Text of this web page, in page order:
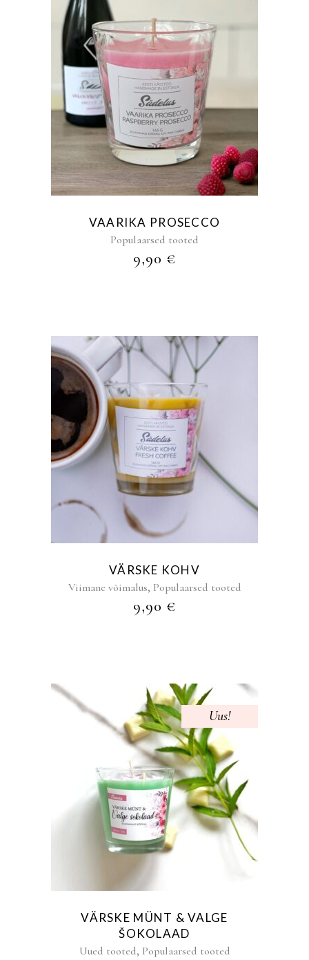
VAARIKA PROSECCO
Populaarsed tooted
9,90 €
VÄRSKE KOHV
Viimane võimalus, Populaarsed tooted
9,90 €
Uus!
VÄRSKE MÜNT & VALGE
ŠOKOLAAD
Uued tooted, Populaarsed tooted